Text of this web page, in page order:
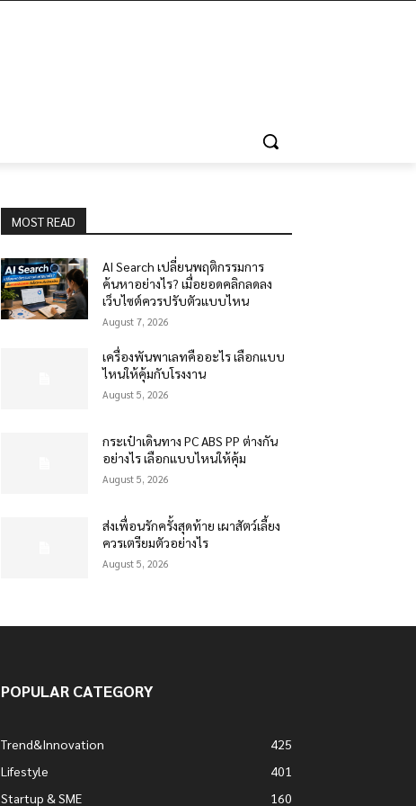
MOST READ
AI Search เปลี่ยนพฤติกรรมการ
ค้นหาอย่างไร? เมื่อยอดคลิกลดลง
เว็บไซต์ควรปรับตัวแบบไหน
August 7, 2026
เครื่องพันพาเลทคืออะไร เลือกแบบ
ไหนให้คุ้มกับโรงงาน
August 5, 2026
กระเป๋าเดินทาง PC ABS PP ต่างกัน
อย่างไร เลือกแบบไหนให้คุ้ม
August 5, 2026
ส่งเพื่อนรักครั้งสุดท้าย เผาสัตว์เลี้ยง
ควรเตรียมตัวอย่างไร
August 5, 2026
POPULAR CATEGORY
Trend&Innovation
425
Lifestyle
401
Startup & SME
160